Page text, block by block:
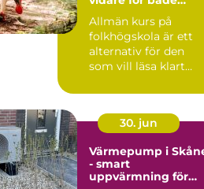
Allmän kurs på
folkhögskola är ett
alternativ för den
som vill läsa klart
behörighet t...
30. jun
Värmepump i
- smart
uppvärmning för